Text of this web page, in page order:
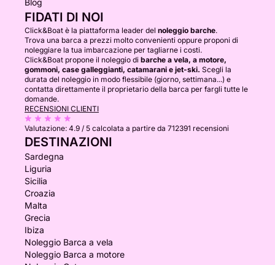
FIDATI DI NOI
Click&Boat è la piattaforma leader del noleggio barche.
Trova una barca a prezzi molto convenienti oppure proponi di
noleggiare la tua imbarcazione per tagliarne i costi.
Click&Boat propone il noleggio di barche a vela, a motore,
gommoni, case galleggianti, catamarani e jet-ski. Scegli la
durata del noleggio in modo flessibile (giorno, settimana...) e
contatta direttamente il proprietario della barca per fargli tutte le
domande.
RECENSIONI CLIENTI
Valutazione: 4.9 / 5 calcolata a partire da 712391 recensioni
DESTINAZIONI
Sardegna
Liguria
Sicilia
Croazia
Malta
Grecia
Ibiza
Noleggio Barca a vela
Noleggio Barca a motore